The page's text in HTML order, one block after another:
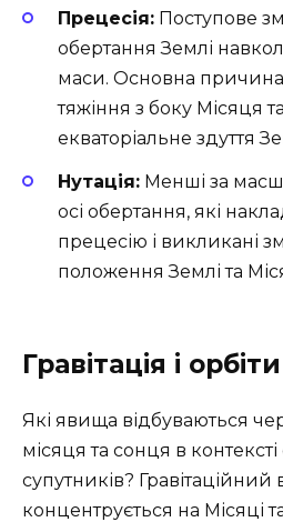
Прецесія: Поступове
обертання Землі
маси. Основна причина
тяжіння з боку Місяця
екваторіальне здуття
Нутація: Менші за
осі обертання, які
прецесію і викликані
положення Землі та
Гравітація і
Які явища відбуваються
місяця та сонця в контексті
супутників?
концентрується на Місяці